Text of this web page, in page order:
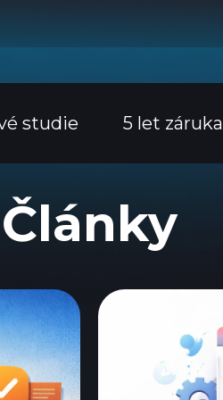
studie 5 let záruka
Články